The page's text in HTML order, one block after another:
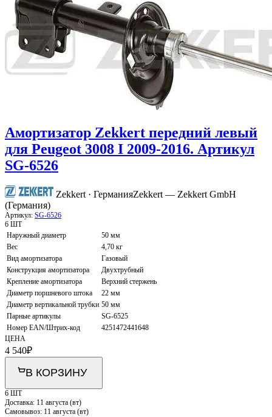
Амортизатор Zekkert передний левый
для Peugeot 3008 I 2009-2016. Артикул
SG-6526
Zekkert · ГерманияZekkert — Zekkert GmbH
(Германия)
Артикул: SG-6526
6 ШТ
Наружный диаметр
50 мм
Вес
4,70 кг
Вид амортизатора
Газовый
Конструкция амортизатора
Двухтрубный
Крепление амортизатора
Верхний стержень
Диаметр поршневого штока
22 мм
Диаметр вертикальной трубки 50 мм
Парные артикулы
SG-6525
Номер EAN/Штрих-код
4251472441648
ЦЕНА
4 540₽
В КОРЗИНУ
6 ШТ
Доставка: 11 августа (вт)
Самовывоз: 11 августа (вт)